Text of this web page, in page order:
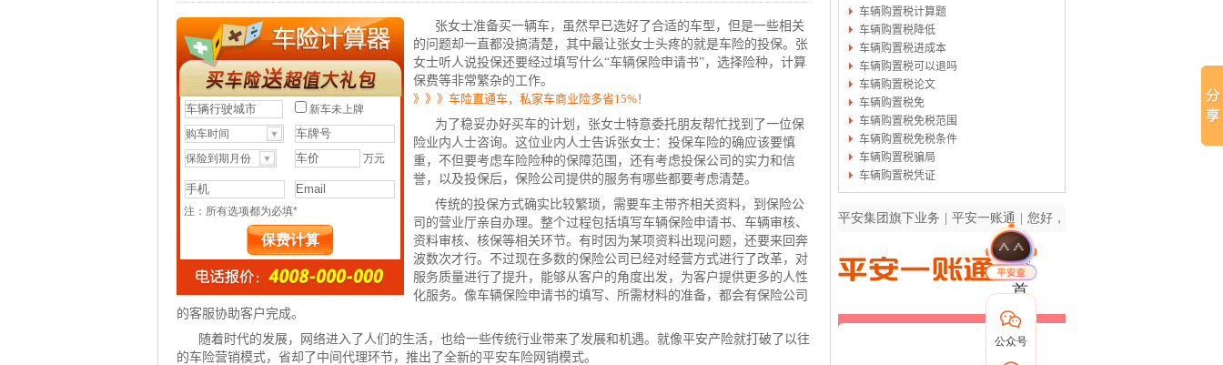
车辆购置税计算题
车辆购置税降低
车辆购置税进成本
车辆购置税可以退吗
车辆购置税论文
车辆购置税免
车辆购置税免税范围
车辆购置税免税条件
车辆购置税骗局
车辆购置税凭证
张女士准备买一辆车，虽然早已选好了合适的车型，但是一些相关
的问题却一直都没搞清楚，其中最让张女士头疼的就是车险的投保。张
女士听人说投保还要经过填写什么“车辆保险申请书”，选择险种，计算
保费等非常繁杂的工作。
》》》车险直通车，私家车商业险多省15%！
为了稳妥办好买车的计划，张女士特意委托朋友帮忙找到了一位保
险业内人士咨询。这位业内人士告诉张女士： 投保车险的确应该要慎
重，不但要考虑车险险种的保障范围，还有考虑投保公司的实力和信
誉，以及投保后， 保险公司 提供的服务有哪些都要考虑清楚。
传统的投保方式确实比较繁琐，需要车主带齐相关资料，到保险公
司的营业厅亲自办理。整个过程包括填写车辆保险申请书、车辆审核、
资料审核、核保等相关环节。有时因为某项资料出现问题，还要来回奔
波数次才行。不过现在多数的保险公司已经对经营方式进行了改革，对
服务质量进行了提升，能够从客户的角度出发，为客户提供更多的人性
化服务。像车辆保险申请书的填写、所需材料的准备，都会有保险公司
的客服协助客户完成。
随着时代的发展，网络进入了人们的生活，也给一些传统行业带来了发展和机遇。就像平安产险就打破了以往
的车险营销模式，省却了中间代理环节，推出了全新的平安车险网销模式。